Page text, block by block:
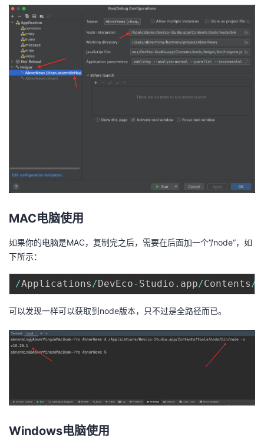
MAC电脑使用
如果你的电脑是MAC，复制完之后，需要在后面加一个”/node“，如
下所示：
/Applications/DevEco- Studio . app/Contents/
可以发现一样可以获取到node版本，只不过是全路径而已。
Windows电脑使用